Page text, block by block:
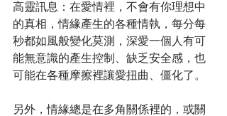
高靈訊息：在愛情裡，不會有你理想中
的真相，情緣產生的各種情執，每分每
秒都如風般變化莫測，深愛一個人有可
能無意識的產生控制、缺乏安全感，也
可能在各種摩擦裡讓愛扭曲、僵化了。
另外，情緣總是在多角關係裡的，或關